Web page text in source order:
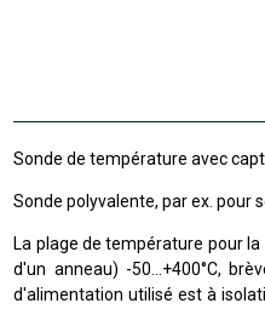
Sonde de température avec
Sonde polyvalente, par ex. pour
La plage de température pour la
d'un anneau) -50 +400°C,
d'alimentation utilisé est à